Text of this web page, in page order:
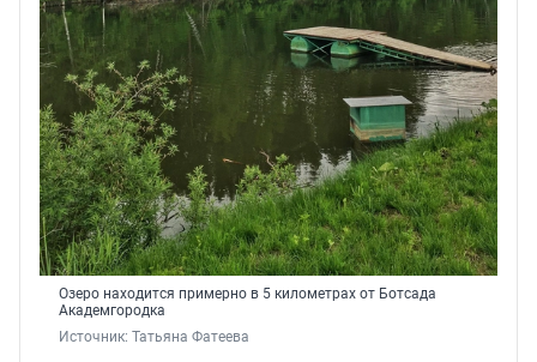
Озеро находится примерно в 5 километрах от Ботсада
Академгородка
Источник: Татьяна Фатеева